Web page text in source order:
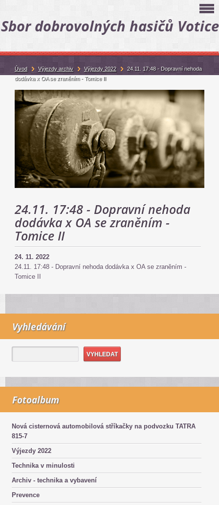
Sbor dobrovolných hasičů Votice
24.11. 17:48 - Dopravní nehoda
dodávka x OA se zraněním -
Tomice II
24. 11. 2022
24.11. 17:48 - Dopravní nehoda dodávka x OA se zraněním -
Tomice II
Vyhledávání
Fotoalbum
Nová cisternová automobilová stříkačky na podvozku TATRA
815-7
Výjezdy 2022
Technika v minulosti
Archiv - technika a vybavení
Prevence
Úvod Výjezdy archiv Výjezdy 2022
24.11. 17:48 - Dopravní nehoda
dodávka x OA se zraněním - Tomice II